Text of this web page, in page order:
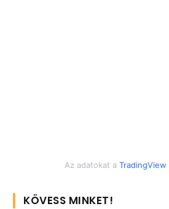
Az adatokat a TradingView
KÖVESS MINKET!